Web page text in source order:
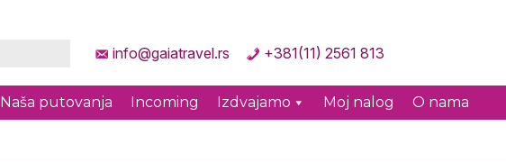
info@gaiatravel.rs +381(11) 2561 813
Naša putovanja Incoming Izdvajamo Moj nalog O nama